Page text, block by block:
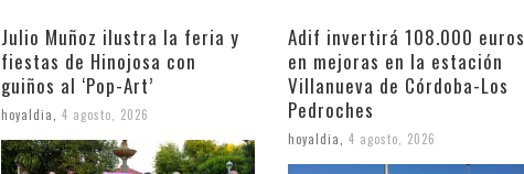
Julio Muñoz ilustra la feria y
fiestas de Hinojosa con
guiños al ‘Pop-Art’
hoyaldia 4 agosto, 2026
Adif invertirá 108.000 euros
en mejoras en la estación
Villanueva de Córdoba-Los
Pedroches
hoyaldia 4 agosto, 2026